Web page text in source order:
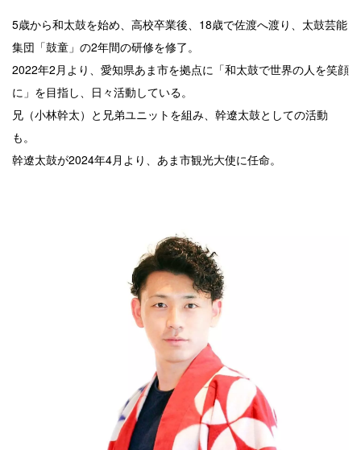
5歳から和太鼓を始め、高校卒業後、18歳で佐渡へ渡り、太鼓芸能
集団「鼓童」の2年間の研修を修了。
2022年2月より、愛知県あま市を拠点に「和太鼓で世界の人を笑顔
に」を目指し、日々活動している。
兄（小林幹太）と兄弟ユニットを組み、幹遼太鼓としての活動
も。
幹遼太鼓が2024年4月より、あま市観光大使に任命。